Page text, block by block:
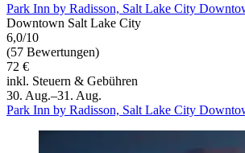
Park Inn by Radisson, Salt Lake City
Downtown Salt Lake City
6,0/10
(57 Bewertungen)
72 €
inkl. Steuern & Gebühren
30. Aug.–31. Aug.
Park Inn by Radisson, Salt Lake City